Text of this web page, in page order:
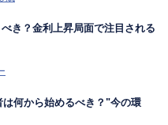
き？金利上昇局面で注目される
何から始めるべき？"今の環